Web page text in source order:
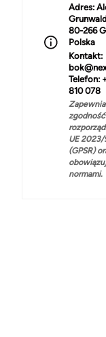
Adres:
80-266
Polska
Kontakt:
Telefon:
810 078
UE 2023/
(GPSR)
normami.